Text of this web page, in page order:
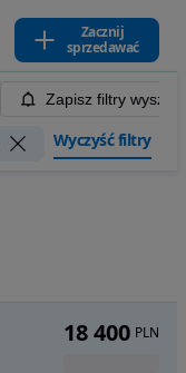
Zacznij
sprzedawać
Zapisz filtry
Wyczyść filtry
18 400 PLN